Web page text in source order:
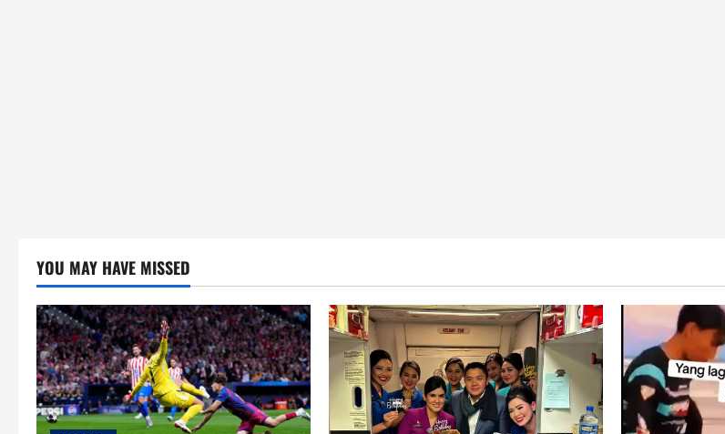
YOU MAY HAVE MISSED